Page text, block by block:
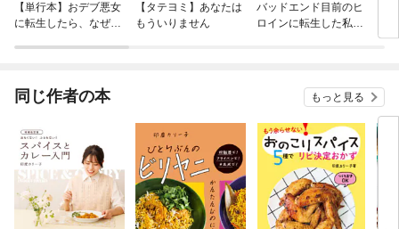
【単行本】おデブ悪女
に転生したら、なぜか
【タテヨミ】あなたは
もういりません
バッドエンド目前のヒ
ロインに転生した私、
同じ作者の本 もっと見る